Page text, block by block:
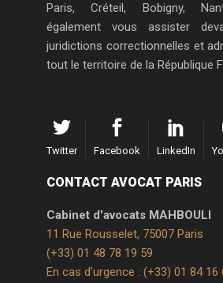
Paris, Créteil, Bobigny,
également vous assister
juridictions correctionnelles et
tout le territoire de la République
Twitter Facebook LinkedIn
CONTACT AVOCAT PARIS
Cabinet d'avocats MAHBOULI
11 Rue Rousselet, 75007 Paris
(+33) 01 48 78 19 59
En cas d'urgence : (+33) 01 84 16